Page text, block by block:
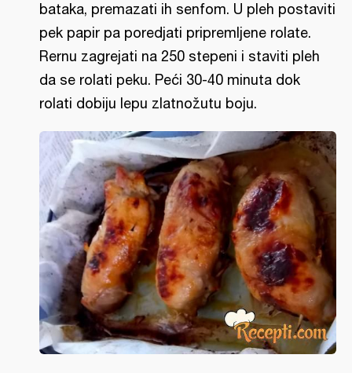
bataka, premazati ih senfom. U pleh postaviti
pek papir pa poredjati pripremljene rolate.
Rernu zagrejati na 250 stepeni i staviti pleh
da se rolati peku. Peći 30-40 minuta dok
rolati dobiju lepu zlatnožutu boju.